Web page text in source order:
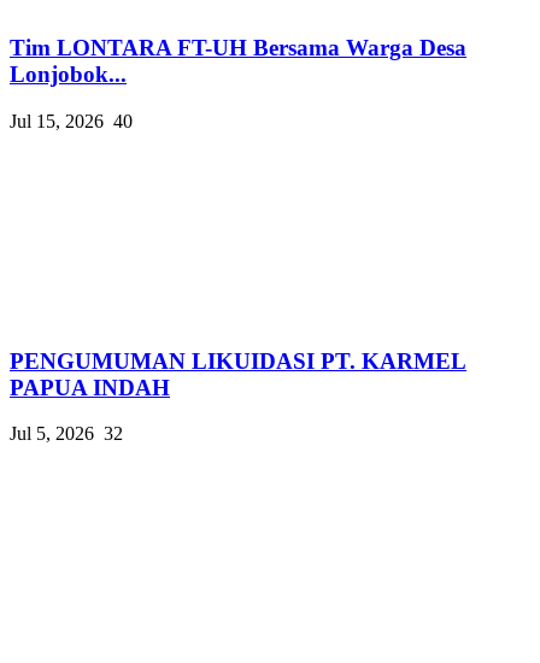
Tim LONTARA FT-UH Bersama Warga Desa
Lonjobok...
Jul 15, 2026 40
PENGUMUMAN LIKUIDASI PT. KARMEL
PAPUA INDAH
Jul 5, 2026 32